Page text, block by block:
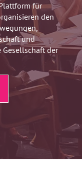
für
den
und
Gesellschaft der